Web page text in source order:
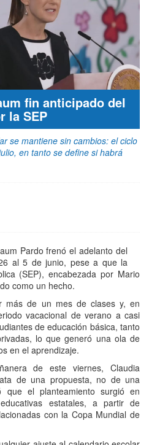
fin anticipado del
la SEP
se mantiene sin cambios: el ciclo
en tanto se define si habrá
Pardo frenó el adelanto del
al 5 de junio, pese a que la
(SEP), encabezada por Mario
como un hecho.
más de un mes de clases y, en
vacacional de verano a casi
de educación básica, tanto
lo que generó una ola de
en el aprendizaje.
de este viernes, Claudia
de una propuesta, no de una
que el planteamiento surgió en
estatales, a partir de
con la Copa Mundial de